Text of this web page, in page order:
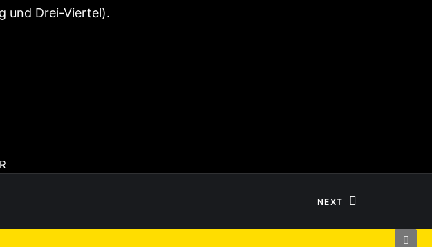
und Drei-Viertel).
NEXT